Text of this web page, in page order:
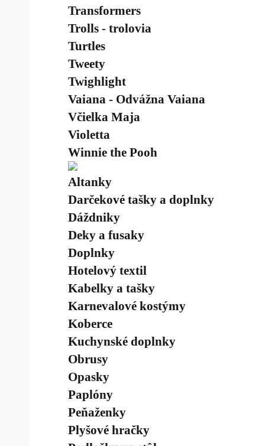
Transformers
Trolls - trolovia
Turtles
Tweety
Twighlight
Vaiana - Odvážna Vaiana
Včielka Maja
Violetta
Winnie the Pooh
Altanky
Darčekové tašky a doplnky
Dáždniky
Deky a fusaky
Doplnky
Hotelový textil
Kabelky a tašky
Karnevalové kostýmy
Koberce
Kuchynské doplnky
Obrusy
Opasky
Paplóny
Peňaženky
Plyšové hračky